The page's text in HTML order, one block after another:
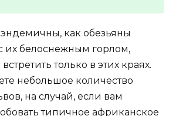
как обезьяны
их белоснежным горлом,
только в этих краях.
небольшое количество
на случай, если вам
типичное африканское